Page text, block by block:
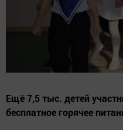
Ещё 7,5 тыс. детей
бесплатное горячее